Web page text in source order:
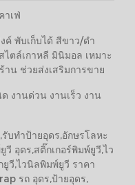
าเฟ่
ค์ พับเก็บได้ สีขาว/ดำ
ตล์เกาหลี มินิมอล เหมาะ
าน ช่วยส่งเสริมการขาย
งานด่วน งานเร็ว งาน
บทำป้ายอุดร,อักษรโลหะ
อุดร,สติ๊กเกอร์พิมพ์ยูวี,ไว
วี,ไวนิลพิมพ์ยูวี ราคา
รถ อุดร,ป้ายอุดร,